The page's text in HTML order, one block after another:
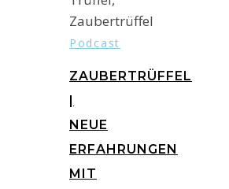
Podcast
ZAUBERTRÜFFEL
|
NEUE
ERFAHRUNGEN
MIT